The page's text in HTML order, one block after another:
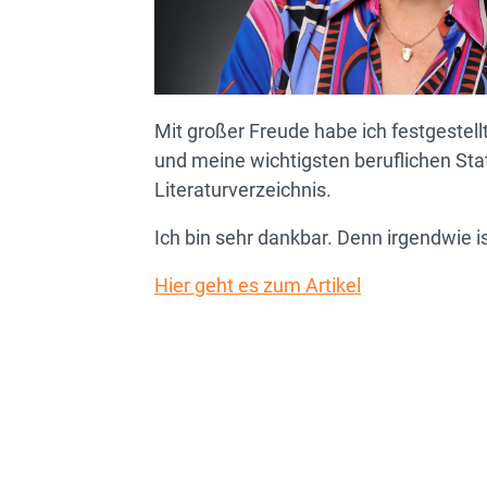
Mit großer Freude habe ich
und meine wichtigsten beruflichen
Literaturverzeichnis.
Ich bin sehr dankbar. Denn irgendwie
Hier geht es zum Artikel